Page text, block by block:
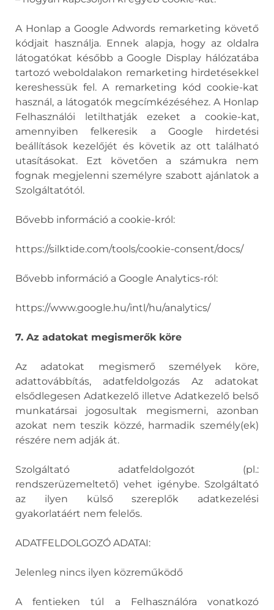
A Honlap a Google Adwords remarketing követő
kódjait használja. Ennek alapja, hogy az oldalra
látogatókat később a Google Display hálózatába
tartozó weboldalakon remarketing hirdetésekkel
kereshessük fel. A remarketing kód cookie-kat
használ, a látogatók megcímkézéséhez. A Honlap
Felhasználói letilthatják ezeket a cookie-kat,
amennyiben felkeresik a Google hirdetési
beállítások kezelőjét és követik az ott található
utasításokat. Ezt követően a számukra nem
fognak megjelenni személyre szabott ajánlatok a
Szolgáltatótól.
Bővebb információ a cookie-król:
https://silktide.com/tools/cookie-consent/docs/
Bővebb információ a Google Analytics-ról:
https://www.google.hu/intl/hu/analytics/
7. Az adatokat megismerők köre
Az adatokat megismerő személyek köre,
adattovábbítás, adatfeldolgozás Az adatokat
elsődlegesen Adatkezelő illetve Adatkezelő belső
munkatársai jogosultak megismerni, azonban
azokat nem teszik közzé, harmadik személy(ek)
részére nem adják át.
Szolgáltató adatfeldolgozót (pl.:
rendszerüzemeltető) vehet igénybe. Szolgáltató
az ilyen külső szereplők adatkezelési
gyakorlatáért nem felelős.
ADATFELDOLGOZÓ ADATAI:
Jelenleg nincs ilyen közreműködő
A fentieken túl a Felhasználóra vonatkozó